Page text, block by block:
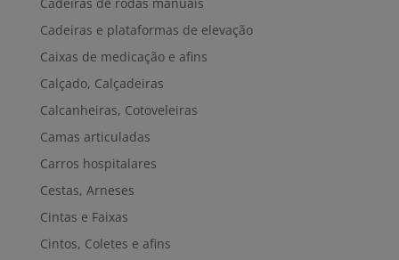
Cadeiras e plataformas de elevação
Caixas de medicação e afins
Calçado, Calçadeiras
Calcanheiras, Cotoveleiras
Camas articuladas
Carros hospitalares
Cestas, Arneses
Cintas e Faixas
Cintos, Coletes e afins